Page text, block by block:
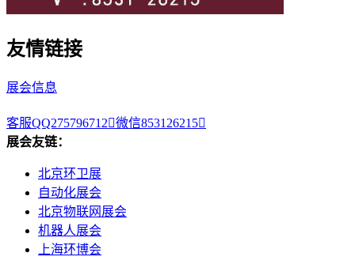
友情链接
展会信息
客服QQ275796712微信853126215
展会友链：
北京环卫展
自动化展会
北京物联网展会
机器人展会
上海环博会